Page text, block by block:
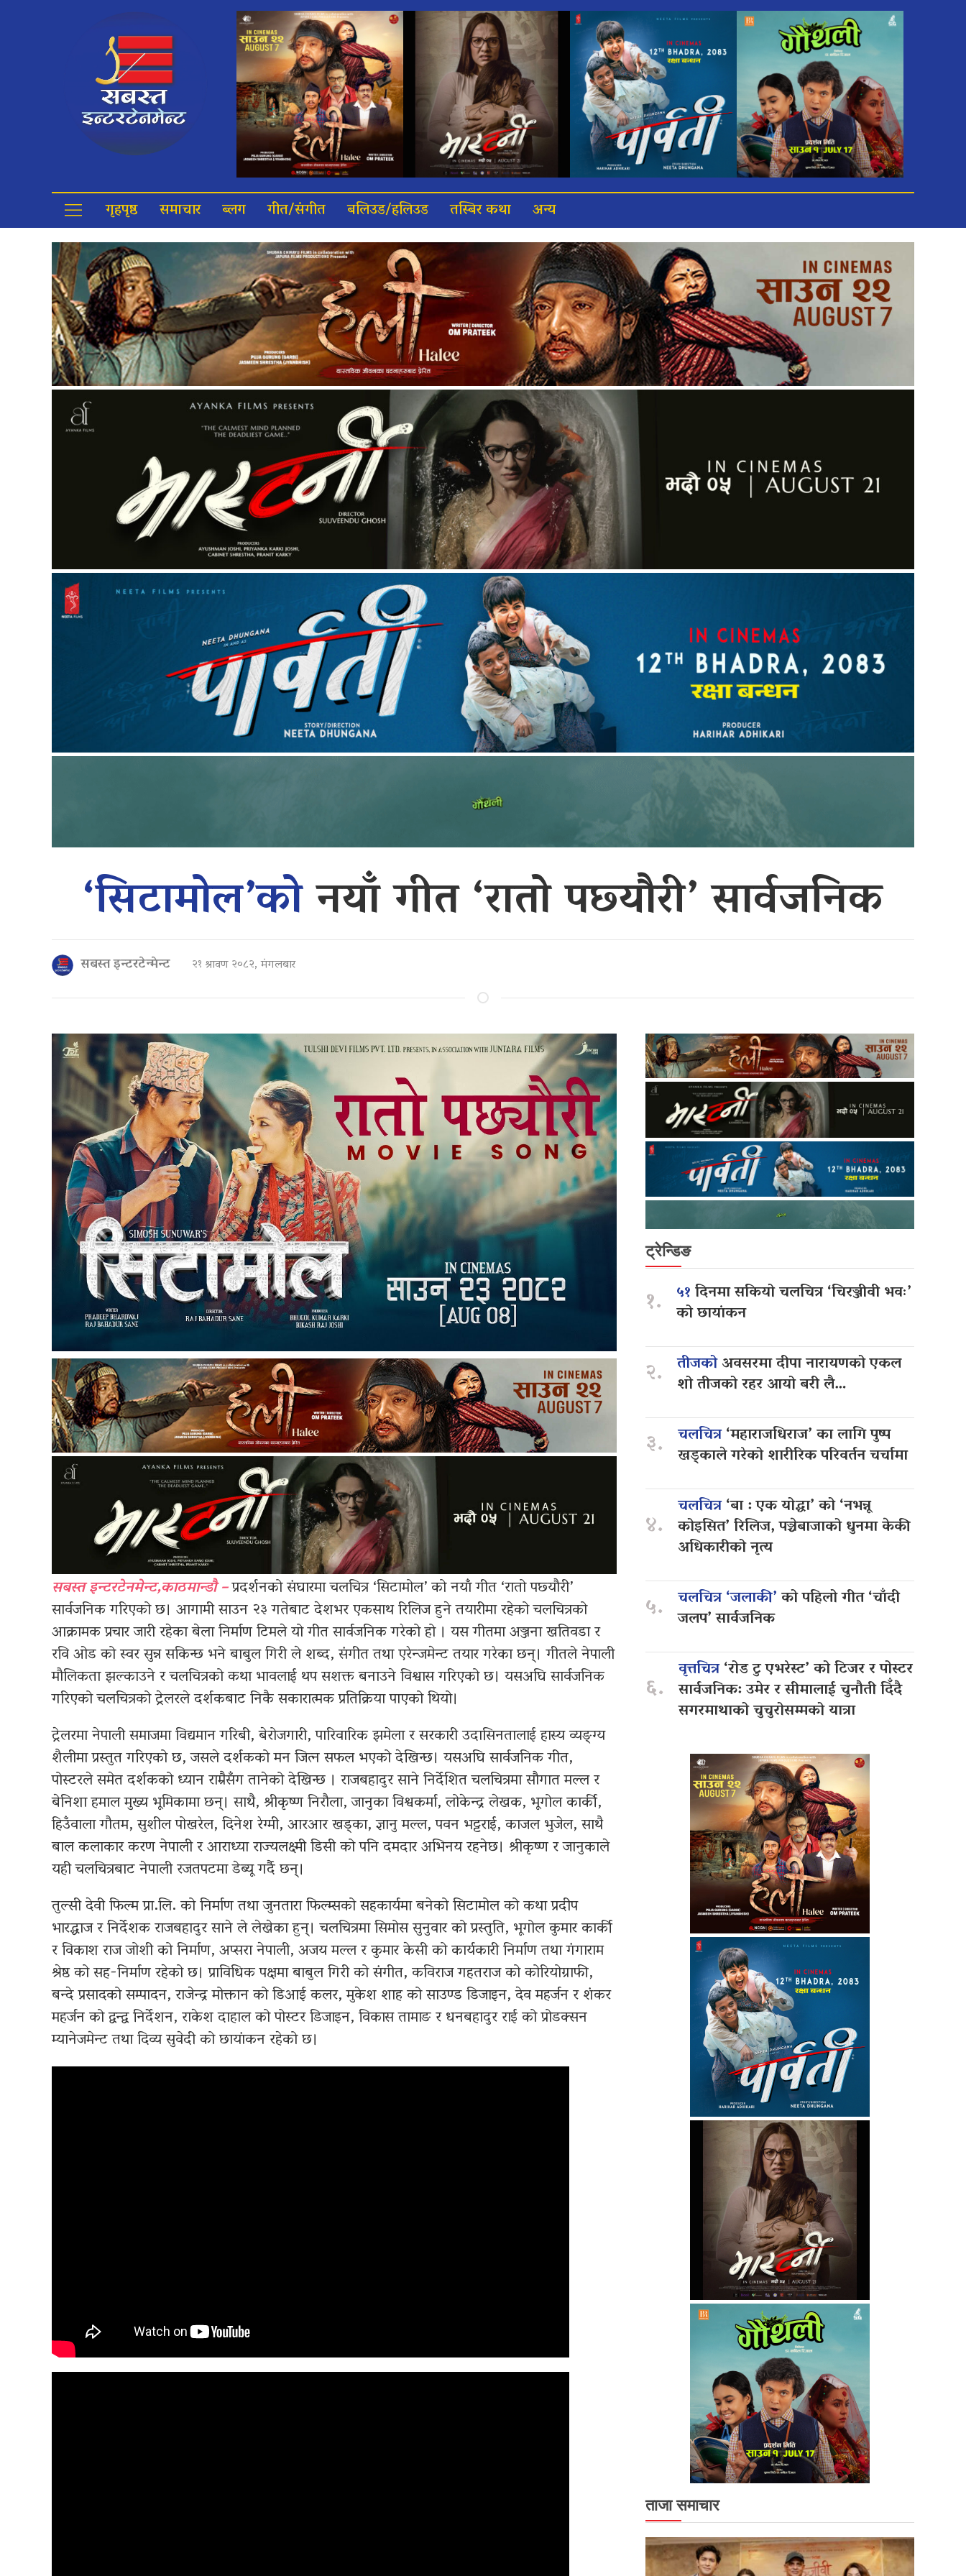
गृहपृष्ठ समाचार ब्लग गीत/संगीत बलिउड/हलिउड तस्बिर कथा अन्य
‘सिटामोल’कोनयाँ गीत ‘रातो पछ्यौरी’ सार्वजनिक
सबस्त इन्टरटेन्मेन्ट २१ श्रावण २०८२, मंगलबार
सबस्त इन्टरटेनमेन्ट,काठमान्डौ –प्रदर्शनको संघारमा चलचित्र ‘सिटामोल’ को नयाँ गीत ‘रातो पछ्यौरी’
सार्वजनिक गरिएको छ। आगामी साउन २३ गतेबाट देशभर एकसाथ रिलिज हुने तयारीमा रहेको चलचित्रको
आक्रामक प्रचार जारी रहेका बेला निर्माण टिमले यो गीत सार्वजनिक गरेको हो । यस गीतमा अञ्जना खतिवडा र
रवि ओड को स्वर सुन्न सकिन्छ भने बाबुल गिरी ले शब्द, संगीत तथा एरेन्जमेन्ट तयार गरेका छन्। गीतले नेपाली
मौलिकता झल्काउने र चलचित्रको कथा भावलाई थप सशक्त बनाउने विश्वास गरिएको छ। यसअघि सार्वजनिक
गरिएको चलचित्रको ट्रेलरले दर्शकबाट निकै सकारात्मक प्रतिक्रिया पाएको थियो।
ट्रेलरमा नेपाली समाजमा विद्यमान गरिबी, बेरोजगारी, पारिवारिक झमेला र सरकारी उदासिनतालाई हास्य व्यङ्ग्य
शैलीमा प्रस्तुत गरिएको छ, जसले दर्शकको मन जित्न सफल भएको देखिन्छ। यसअघि सार्वजनिक गीत,
पोस्टरले समेत दर्शकको ध्यान राम्रैसँग तानेको देखिन्छ । राजबहादुर साने निर्देशित चलचित्रमा सौगात मल्ल र
बेनिशा हमाल मुख्य भूमिकामा छन्। साथै, श्रीकृष्ण निरौला, जानुका विश्वकर्मा, लोकेन्द्र लेखक, भूगोल कार्की,
हिउँवाला गौतम, सुशील पोखरेल, दिनेश रेग्मी, आरआर खड्का, ज्ञानु मल्ल, पवन भट्टराई, काजल भुजेल, साथै
बाल कलाकार करण नेपाली र आराध्या राज्यलक्ष्मी डिसी को पनि दमदार अभिनय रहनेछ। श्रीकृष्ण र जानुकाले
यही चलचित्रबाट नेपाली रजतपटमा डेब्यू गर्दै छन्।
तुल्सी देवी फिल्म प्रा.लि. को निर्माण तथा जुनतारा फिल्म्सको सहकार्यमा बनेको सिटामोल को कथा प्रदीप
भारद्धाज र निर्देशक राजबहादुर साने ले लेखेका हुन्। चलचित्रमा सिमोस सुनुवार को प्रस्तुति, भूगोल कुमार कार्की
र विकाश राज जोशी को निर्माण, अप्सरा नेपाली, अजय मल्ल र कुमार केसी को कार्यकारी निर्माण तथा गंगाराम
श्रेष्ठ को सह-निर्माण रहेको छ। प्राविधिक पक्षमा बाबुल गिरी को संगीत, कविराज गहतराज को कोरियोग्राफी,
बन्दे प्रसादको सम्पादन, राजेन्द्र मोक्तान को डिआई कलर, मुकेश शाह को साउण्ड डिजाइन, देव महर्जन र शंकर
महर्जन को द्वन्द्व निर्देशन, राकेश दाहाल को पोस्टर डिजाइन, विकास तामाङ र धनबहादुर राई को प्रोडक्सन
म्यानेजमेन्ट तथा दिव्य सुवेदी को छायांकन रहेको छ।
ट्रेन्डिङ
१. ५१दिनमा सकियो चलचित्र ‘चिरञ्जीवी भवः’
को छायांकन
२. तीजकोअवसरमा दीपा नारायणको एकल
शो तीजको रहर आयो बरी लै…
३. चलचित्र‘महाराजधिराज’ का लागि पुष्प
खड्काले गरेको शारीरिक परिवर्तन चर्चामा
४.
चलचित्र‘बा : एक योद्धा’ को ‘नभन्नू
कोइसित’ रिलिज, पञ्चेबाजाको धुनमा केकी
अधिकारीको नृत्य
५. चलचित्र ‘जलाकी’को पहिलो गीत ‘चाँदी
जलप’ सार्वजनिक
६.
वृत्तचित्र‘रोड टु एभरेस्ट’ को टिजर र पोस्टर
सार्वजनिक: उमेर र सीमालाई चुनौती दिँदै
सगरमाथाको चुचुरोसम्मको यात्रा
ताजा समाचार